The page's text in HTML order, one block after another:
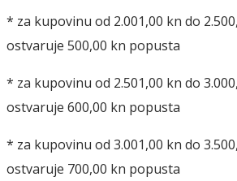
* za kupovinu od 2.001,00 kn do
ostvaruje 500,00 kn popusta
* za kupovinu od 2.501,00 kn do
ostvaruje 600,00 kn popusta
* za kupovinu od 3.001,00 kn do
ostvaruje 700,00 kn popusta